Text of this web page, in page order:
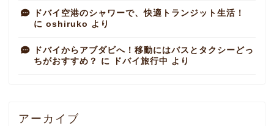
ドバイ空港のシャワーで、快適トランジット生活！
に oshiruko より
ドバイからアブダビへ！移動にはバスとタクシーどっ
ちがおすすめ？
に ドバイ旅行中 より
アーカイブ